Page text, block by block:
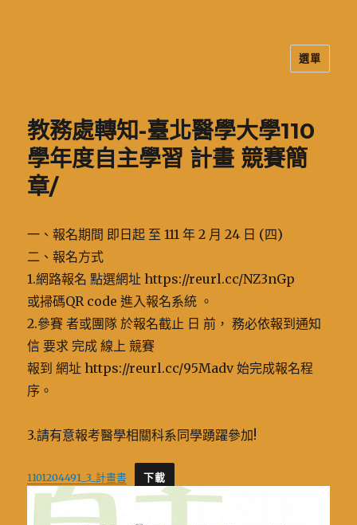
選單
教務處轉知-臺北醫學大學110
學年度自主學習 計畫 競賽簡
章/
一、報名期間 即日起 至 111 年 2 月 24 日 (四)
二、報名方式
1.網路報名 點選網址 https://reurl.cc/NZ3nGp
或掃碼QR code 進入報名系統 。
2.參賽 者或團隊 於報名截止 日 前， 務必依報到通知
信 要求 完成 線上 競賽
報到 網址 https://reurl.cc/95Madv 始完成報名程
序。
3.請有意報考醫學相關科系同學踴躍參加!
1101204491_3_計畫書 下載